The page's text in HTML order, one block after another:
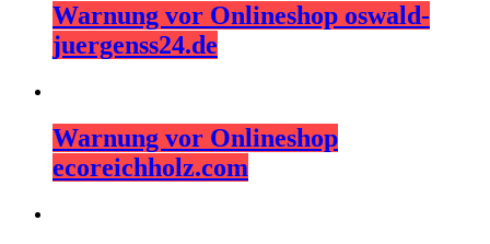
Warnung vor Onlineshop oswald-
juergenss24.de
Warnung vor Onlineshop
ecoreichholz.com